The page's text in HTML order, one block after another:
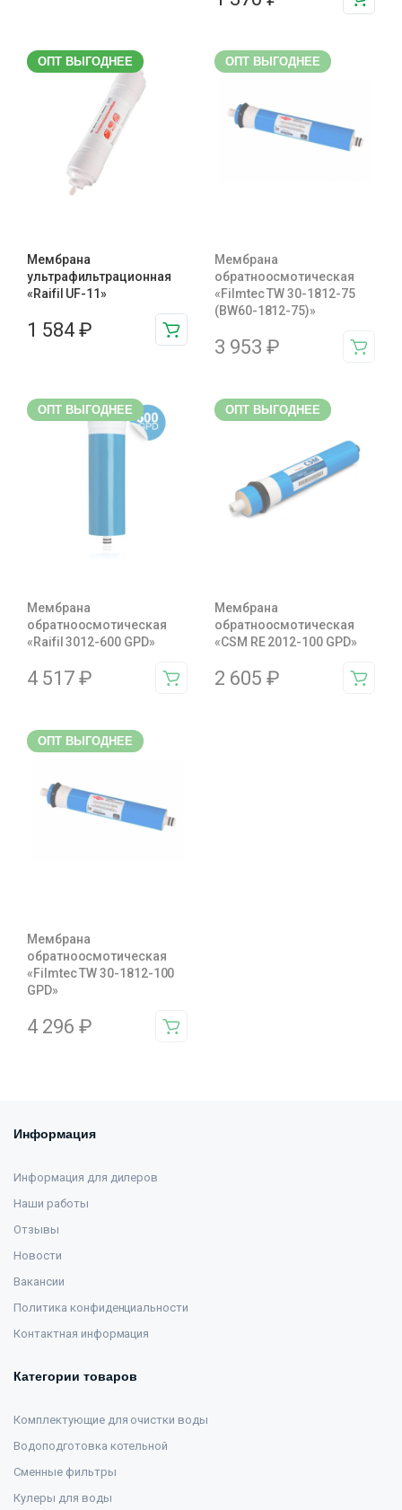
ОПТ ВЫГОДНЕЕ
Мембрана
ультрафильтрационная
«Raifil UF-11»
1 584 ₽
ОПТ ВЫГОДНЕЕ
Мембрана
обратноосмотическая
«Filmtec TW 30-1812-75
(BW60-1812-75)»
3 953 ₽
ОПТ ВЫГОДНЕЕ
Мембрана
обратноосмотическая
«Raifil 3012-600 GPD»
4 517 ₽
ОПТ ВЫГОДНЕЕ
Мембрана
обратноосмотическая
«CSM RE 2012-100 GPD»
2 605 ₽
ОПТ ВЫГОДНЕЕ
Мембрана
обратноосмотическая
«Filmtec TW 30-1812-100
GPD»
4 296 ₽
Информация
Информация для дилеров
Наши работы
Отзывы
Новости
Вакансии
Политика конфиденциальности
Контактная информация
Категории товаров
Комплектующие для очистки воды
Водоподготовка котельной
Сменные фильтры
Кулеры для воды